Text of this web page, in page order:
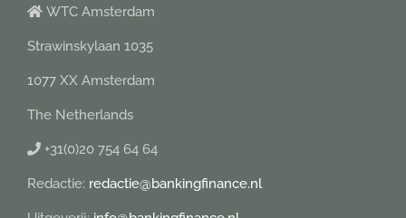
WTC Amsterdam
Strawinskylaan 1035
1077 XX Amsterdam
The Netherlands
+31(0)20 754 64 64
Redactie: redactie@bankingfinance.nl